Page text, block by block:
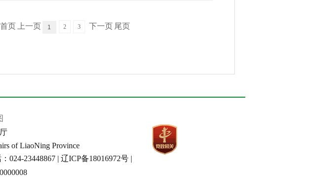
黑土地保护条例》 问卷...
结果公示
妨碍农村领域统一大市...
属事业单位2026年面...
黑土地保护条例》 问卷...
首页 上一页 1 2 3 下一页 尾页
of LiaoNing Province
23448867 | 辽ICP备18016972号 |